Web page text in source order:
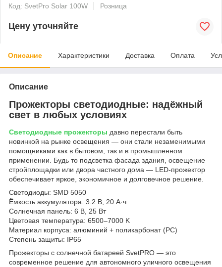
Код: SvetPro Solar 100W
Розница
Цену уточняйте
Описание Характеристики Доставка Оплата
Описание
Прожекторы светодиодные: надёжный
свет в любых условиях
Светодиодные прожекторы давно перестали быть
новинкой на рынке освещения — они стали незаменимыми
помощниками как в бытовом, так и в промышленном
применении. Будь то подсветка фасада здания, освещение
стройплощадки или двора частного дома — LED-прожектор
обеспечивает яркое, экономичное и долговечное решение.
Светодиоды: SMD 5050
Ёмкость аккумулятора: 3.2 В, 20 А·ч
Солнечная панель: 6 В, 25 Вт
Цветовая температура: 6500–7000 K
Материал корпуса: алюминий + поликарбонат (PC)
Степень защиты: IP65
Прожекторы с солнечной батареей SvetPRO — это
современное решение для автономного уличного освещения